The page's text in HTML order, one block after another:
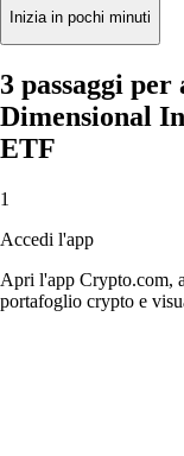
Inizia in pochi minuti
3 passaggi
Dimensional
ETF
1
Accedi l'app
Apri l'app Crypto.com,
portafoglio crypto e